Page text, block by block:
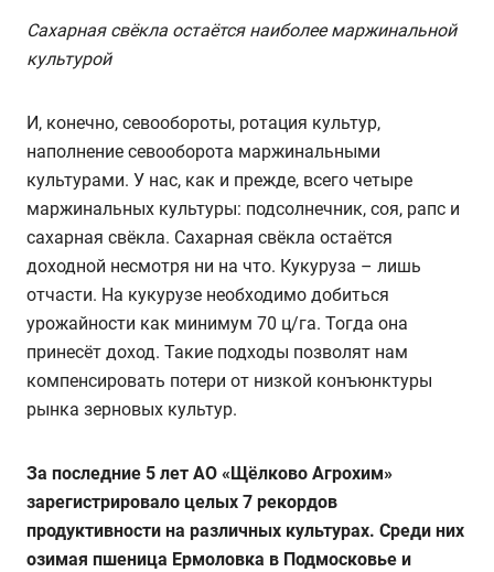
Сахарная свёкла остаётся наиболее маржинальной
культурой
И, конечно, севообороты, ротация культур,
наполнение севооборота маржинальными
культурами. У нас, как и прежде, всего четыре
маржинальных культуры: подсолнечник, соя, рапс и
сахарная свёкла. Сахарная свёкла остаётся
доходной несмотря ни на что. Кукуруза – лишь
отчасти. На кукурузе необходимо добиться
урожайности как минимум 70 ц/га. Тогда она
принесёт доход. Такие подходы позволят нам
компенсировать потери от низкой конъюнктуры
рынка зерновых культур.
За последние 5 лет АО «Щёлково Агрохим»
зарегистрировало целых 7 рекордов
продуктивности на различных культурах. Среди них
озимая пшеница Ермоловка в Подмосковье и